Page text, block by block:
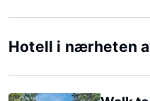
Hotell i nærheten